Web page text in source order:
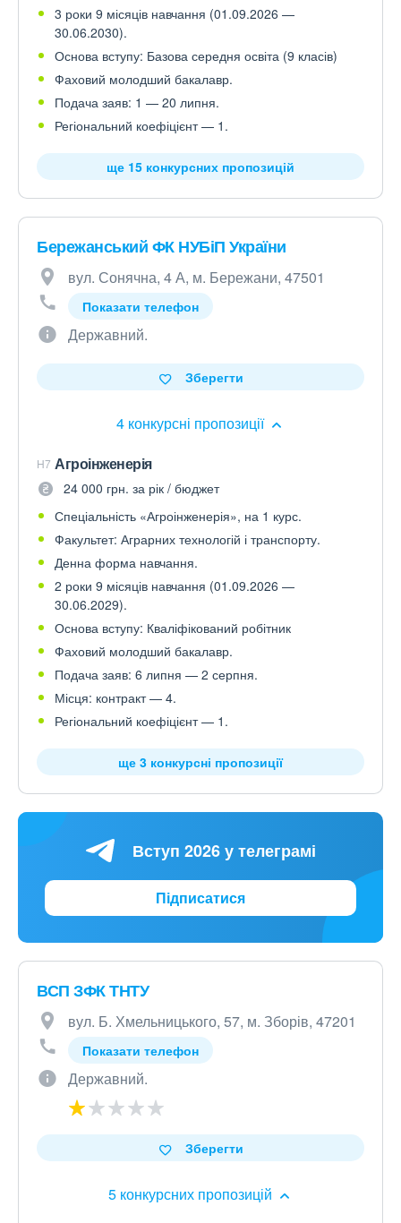
3 роки 9 місяців навчання (01.09.2026 —
30.06.2030).
Основа вступу: Базова середня освіта (9 класів)
Фаховий молодший бакалавр.
Подача заяв: 1 — 20 липня.
Регіональний коефіцієнт — 1.
ще 15 конкурсних пропозицій
Бережанський ФК НУБіП України
вул. Сонячна, 4 А, м. Бережани, 47501
Показати телефон
Державний.
4 конкурсні пропозиції
Зберегти
H7 Агроінженерія
24 000 грн. за рік / бюджет
Спеціальність «Агроінженерія», на 1 курс.
Факультет: Аграрних технологій і транспорту.
Денна форма навчання.
2 роки 9 місяців навчання (01.09.2026 —
30.06.2029).
Основа вступу: Кваліфікований робітник
Фаховий молодший бакалавр.
Подача заяв: 6 липня — 2 серпня.
Місця: контракт — 4.
Регіональний коефіцієнт — 1.
ще 3 конкурсні пропозиції
Вступ 2026 у телеграмі
Підписатися
ВСП ЗФК ТНТУ
вул. Б. Хмельницького, 57, м. Зборів, 47201
Показати телефон
Державний.
5 конкурсних пропозицій
Зберегти